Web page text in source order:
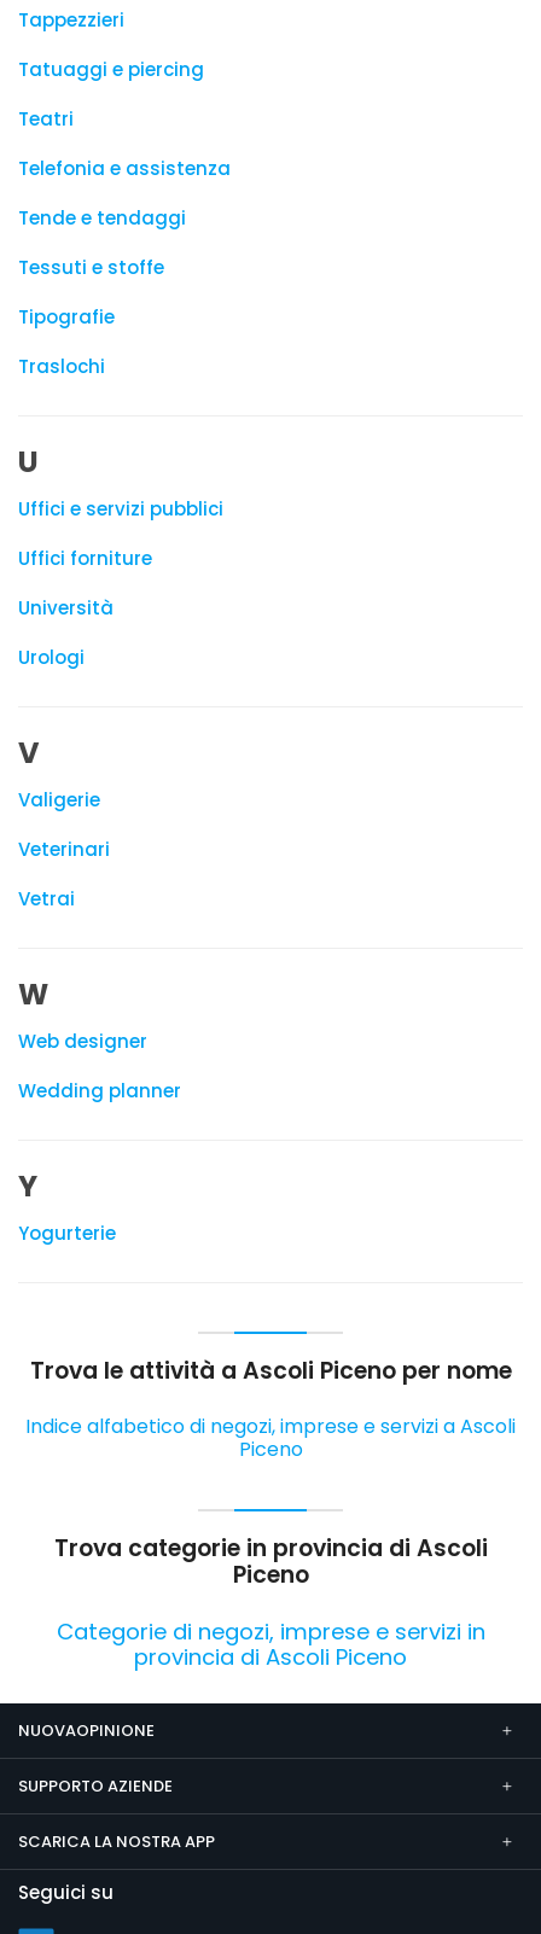
Tappezzieri
Tatuaggi e piercing
Teatri
Telefonia e assistenza
Tende e tendaggi
Tessuti e stoffe
Tipografie
Traslochi
U
Uffici e servizi pubblici
Uffici forniture
Università
Urologi
V
Valigerie
Veterinari
Vetrai
W
Web designer
Wedding planner
Y
Yogurterie
Trova le attività a Ascoli Piceno per nome
Indice alfabetico di negozi, imprese e servizi a Ascoli
Piceno
Trova categorie in provincia di Ascoli
Piceno
Categorie di negozi, imprese e servizi in
provincia di Ascoli Piceno
NUOVAOPINIONE
SUPPORTO AZIENDE
SCARICA LA NOSTRA APP
Seguici su